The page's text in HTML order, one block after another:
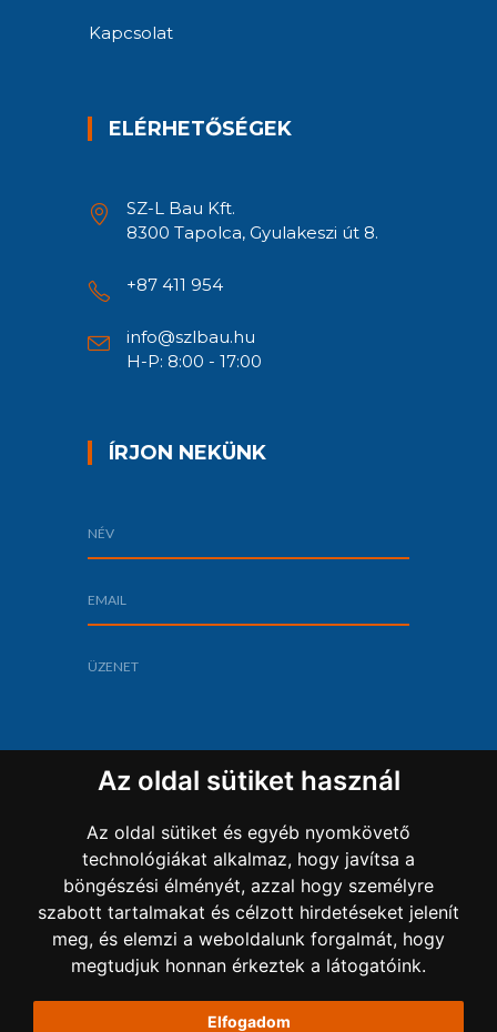
Az oldal sütiket használ
Az oldal sütiket és egyéb nyomkövető
technológiákat alkalmaz, hogy javítsa a
böngészési élményét, azzal hogy személyre
szabott tartalmakat és célzott hirdetéseket jelenít
meg, és elemzi a weboldalunk forgalmát, hogy
megtudjuk honnan érkeztek a látogatóink.
Elfogadom
Kapcsolat
ELÉRHETŐSÉGEK
SZ-L Bau Kft.
8300 Tapolca, Gyulakeszi út 8.
+87 411 954
info@szlbau.hu
H-P: 8:00 - 17:00
ÍRJON NEKÜNK
Copyright 2022 Sz-L Bau Kft.